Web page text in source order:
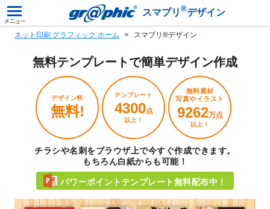
スマプリ ®デザイン
ネット印刷 グラフィック ホーム スマプリ®デザイン
無料テンプレートで簡単デザイン作成
デザイン料
無料!
テンプレート
4300点
以上！
無料素材
写真やイラスト
9262万点
以上！
チラシや名刺をブラウザ上で今すぐ作成できます。
もちろん白紙からも可能！
パワーポイントテンプレート無料配布中！